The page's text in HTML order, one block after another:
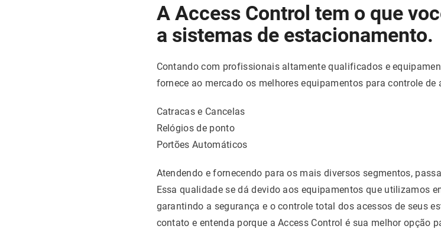
A Access Control tem o que
a sistemas de estacionamento.
Contando com profissionais altamente qualificados e
fornece ao mercado os melhores equipamentos para controle de
Catracas e Cancelas
Relógios de ponto
Portões Automáticos
Atendendo e fornecendo para os mais diversos segmentos,
Essa qualidade se dá devido aos equipamentos que utilizamos
garantindo a segurança e o controle total dos acessos de seus
contato e entenda porque a Access Control é sua melhor opção